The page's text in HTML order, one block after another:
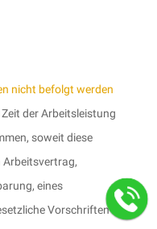
nicht befolgt werden
der Arbeitsleistung
soweit diese
eines
Vorschriften